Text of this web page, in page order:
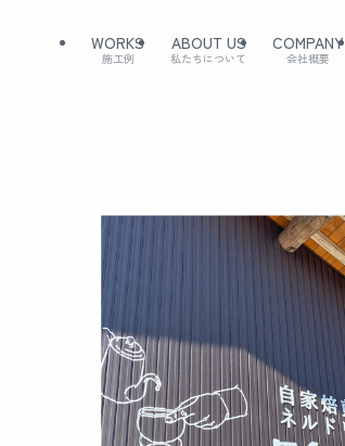
WORKS
施工例
ABOUT US
私たちについて
COMPANY
会社概要